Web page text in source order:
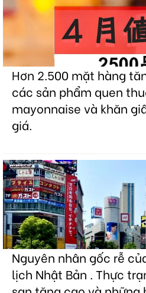
Hơn 2.500 mặt hàng
các sản phẩm quen
mayonnaise và khăn
giá.
Nguyên nhân gốc rễ
lịch Nhật Bản . Thực